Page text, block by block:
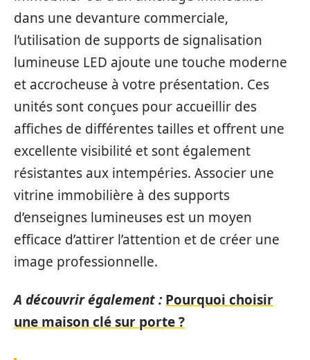
dans une devanture commerciale,
l’utilisation de supports de signalisation
lumineuse LED ajoute une touche moderne
et accrocheuse à votre présentation. Ces
unités sont conçues pour accueillir des
affiches de différentes tailles et offrent une
excellente visibilité et sont également
résistantes aux intempéries. Associer une
vitrine immobilière à des supports
d’enseignes lumineuses est un moyen
efficace d’attirer l’attention et de créer une
image professionnelle.
A découvrir également : Pourquoi choisir
une maison clé sur porte ?